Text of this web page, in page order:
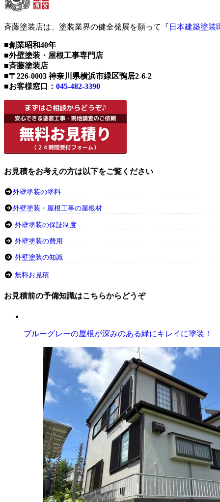
斉藤塗装店は、塗装業界の健全発展を願って『 日本建築塗装
■創業昭和40年
■外壁塗装・屋根工事専門店
■斉藤塗装店
■〒226-0003 神奈川県横浜市緑区鴨居2-6-2
■お客様窓口： 045-482-3390
お見積をお考えの方は以下をご覧ください
外壁塗装の塗料
外壁塗装・屋根工事の屋根材
外壁塗装の保証制度
外壁塗装の費用
外壁塗装の知識
無料お見積
お見積前の予備知識はこちらからどうぞ
ブルーグレーの屋根が深みのある緑にキレイに塗装！